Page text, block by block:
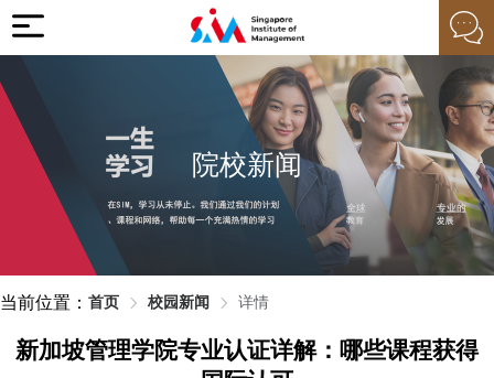
院校新闻
当前位置： 首页 校园新闻 详情
新加坡管理学院专业认证详解：哪些课程获得